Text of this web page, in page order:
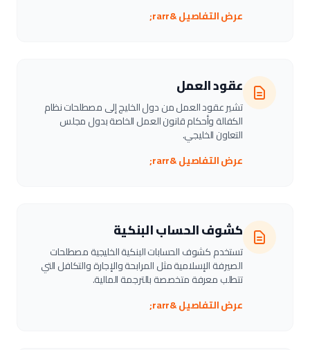
عرض التفاصيل &rarr;
عقود العمل
تشير عقود العمل من دول الخليج إلى مصطلحات نظام
الكفالة وأحكام قانون العمل الخاصة بدول مجلس
التعاون الخليجي.
عرض التفاصيل &rarr;
كشوف الحساب البنكية
تستخدم كشوف الحسابات البنكية الخليجية مصطلحات
الصيرفة الإسلامية مثل المرابحة والإجارة والتكافل التي
تتطلب معرفة متخصصة بالترجمة المالية.
عرض التفاصيل &rarr;